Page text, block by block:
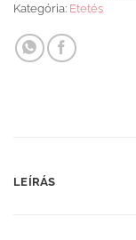
Kategória: Etetés
LEÍRÁS